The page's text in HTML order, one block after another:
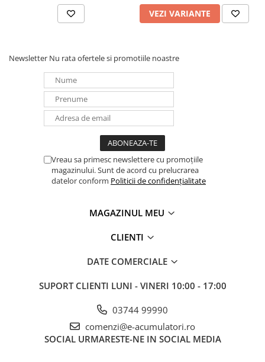
energiei electrice
Cabinete baterii
Drumetii / Camping
Accesorii
Frigidere portabile
Panouri portabile
Racire/Incalzire
Dulapuri pentru cablare
Laptop & PC accesorii, baterii,
cabluri USB, prelungitoare USB
Cablu de date si Adaptoare
Solutii solare portabile
VEZI VARIANTE
Newsletter Nu rata ofertele si promotiile noastre
Vreau sa primesc newslettere cu promoțiile
magazinului. Sunt de acord cu prelucrarea
datelor conform Politicii de confidențialitate
MAGAZINUL MEU
CLIENTI
DATE COMERCIALE
SUPORT CLIENTI LUNI - VINERI 10:00 - 17:00
03744 99990
comenzi@e-acumulatori.ro
SOCIAL URMARESTE-NE IN SOCIAL MEDIA